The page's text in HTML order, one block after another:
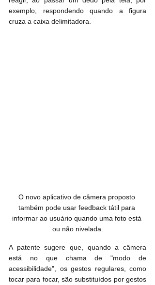
exemplo, respondendo quando a figura
cruza a caixa delimitadora.
O novo aplicativo de câmera proposto
também pode usar feedback tátil para
informar ao usuário quando uma foto está
ou não nivelada.
A patente sugere que, quando a câmera
está no que chama de "modo de
acessibilidade", os gestos regulares, como
tocar para focar, são substituídos por gestos